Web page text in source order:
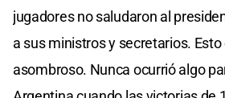
jugadores no saludaron al
a sus ministros y secretarios. Esto
asombroso. Nunca ocurrió algo